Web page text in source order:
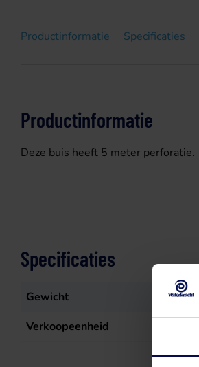
Productinformatie Specificaties
Productinformatie
Deze buis heeft 5 meter perforatie.
Specificaties
Gewicht 5kg
Verkoopeenheid